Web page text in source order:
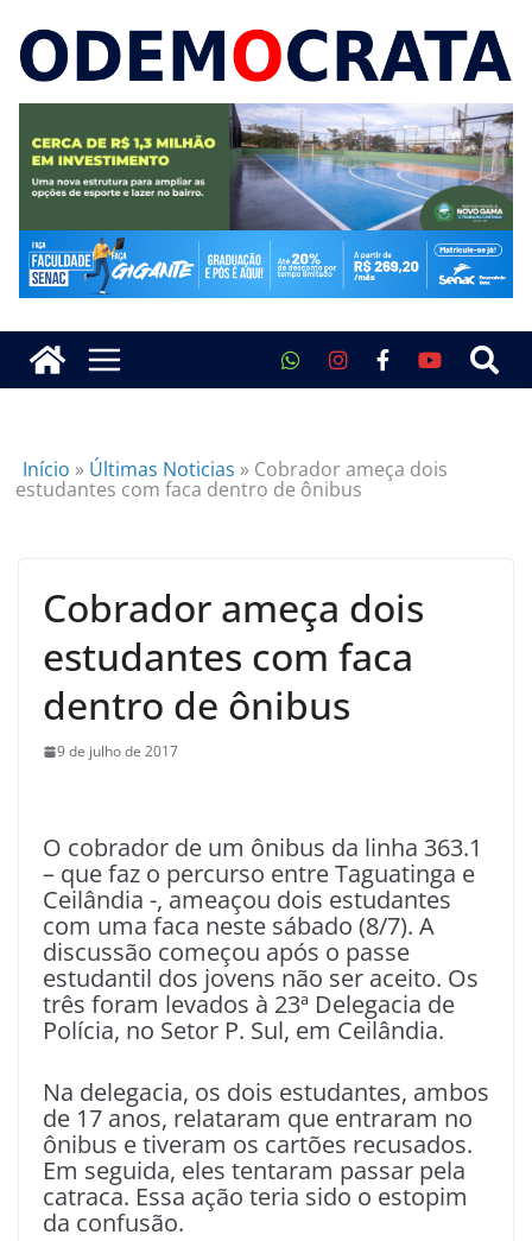
Início » Últimas Noticias » Cobrador ameça dois
estudantes com faca dentro de ônibus
Cobrador ameça dois
estudantes com faca
dentro de ônibus
9 de julho de 2017
O cobrador de um ônibus da linha 363.1
– que faz o percurso entre Taguatinga e
Ceilândia -, ameaçou dois estudantes
com uma faca neste sábado (8/7). A
discussão começou após o passe
estudantil dos jovens não ser aceito. Os
três foram levados à 23ª Delegacia de
Polícia, no Setor P. Sul, em Ceilândia.
Na delegacia, os dois estudantes, ambos
de 17 anos, relataram que entraram no
ônibus e tiveram os cartões recusados.
Em seguida, eles tentaram passar pela
catraca. Essa ação teria sido o estopim
da confusão.